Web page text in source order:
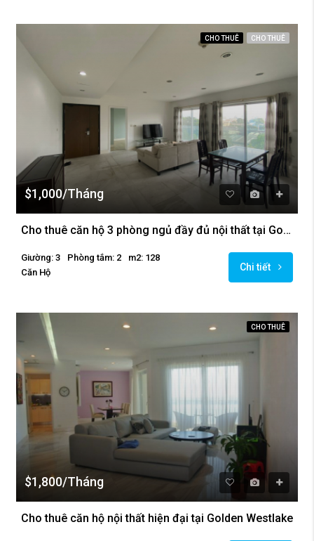
CHO THUÊ CHO THUÊ
$1,000/Tháng
Cho thuê căn hộ 3 phòng ngủ đầy đủ nội thất tại Golden Westlake
Giường: 3 Phòng tắm: 2
m2: 128
Căn Hộ
Chi tiết
CHO THUÊ
$1,800/Tháng
Cho thuê căn hộ nội thất hiện đại tại Golden Westlake